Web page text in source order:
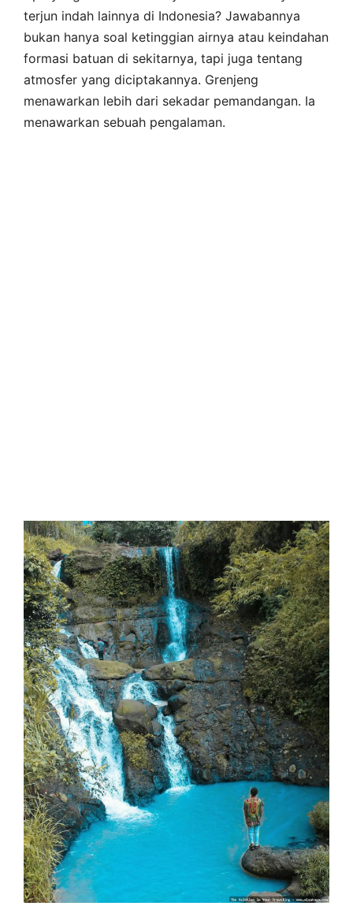
terjun indah lainnya di Indonesia? Jawabannya
bukan hanya soal ketinggian airnya atau keindahan
formasi batuan di sekitarnya, tapi juga tentang
atmosfer yang diciptakannya. Grenjeng
menawarkan lebih dari sekadar pemandangan. Ia
menawarkan sebuah pengalaman.